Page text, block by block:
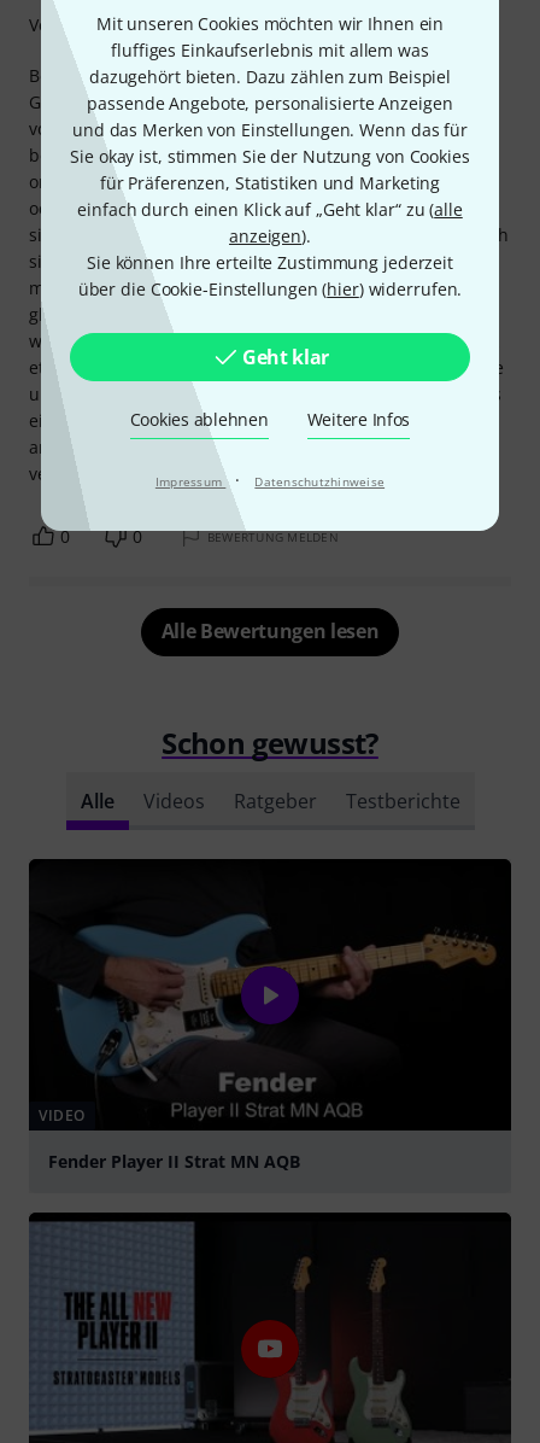
Mit unseren Cookies möchten wir Ihnen ein
fluffiges Einkaufserlebnis mit allem was
dazugehört bieten. Dazu zählen zum Beispiel
passende Angebote, personalisierte Anzeigen
und das Merken von Einstellungen. Wenn das für
Sie okay ist, stimmen Sie der Nutzung von Cookies
für Präferenzen, Statistiken und Marketing
einfach durch einen Klick auf „Geht klar“ zu (alle
anzeigen).
Sie können Ihre erteilte Zustimmung jederzeit
über die Cookie-Einstellungen (hier) widerrufen.
Geht klar
Cookies ablehnen Weitere Infos
Impressum · Datenschutzhinweise
Bevor ich sie kaufte, sah ich mir viele Rezensionen dieser
Gitarre an. Es gibt ja unzählige online. Und obwohl sie mir
von Anfang an sehr gut gefiel, wurde ich zunehmend
besorgt. Ich hatte Angst, dass die Verarbeitung nicht
ordentlich sein könnte, es Probleme mit der Einstellung
oder der Stimmung geben könnte. Trotzdem bestellte ich
sie. Ich öffnete den Karton mit gemischten Gefühlen. Als ich
sie herausnahm, musste ich lächeln. Sie ist wunderschön,
mit viel Liebe zum Detail verarbeitet. Die Bundenden sind
glatt und die Bünde selbst sind perfekt poliert. Die
werkseitig eingestellte Halshöhe ist für meinen Geschmack
etwas zu hoch. Aber ansonsten passt alles. Hals, Saitenlage
und Mensur konnte ich innerhalb einer Stunde problemlos
einstellen. Der Klang ist fantastisch; der Hals hat ein sehr
angenehmes, komfortables Profil und ist wunderschön
verarbeitet. Ich bin total begeistert.
Verarbeitung
0 0 BEWERTUNG MELDEN
Alle Bewertungen lesen
Schon gewusst?
Alle Videos Ratgeber Testberichte
VIDEO
Fender Player II Strat MN AQB